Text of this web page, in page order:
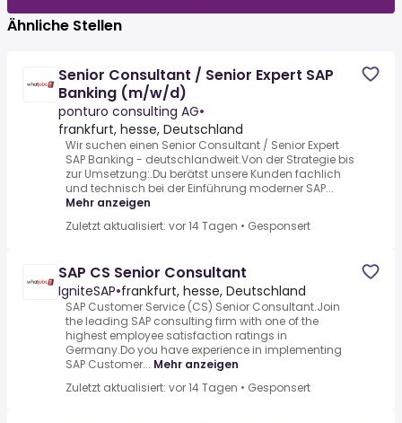
Ähnliche Stellen
Senior Consultant / Senior Expert SAP
Banking (m/w/d)
ponturo consulting AG•
frankfurt, hesse, Deutschland
Wir suchen einen Senior Consultant / Senior Expert
SAP Banking - deutschlandweit.Von der Strategie bis
zur Umsetzung:.Du berätst unsere Kunden fachlich
und technisch bei der Einführung moderner SAP...
Mehr anzeigen
Zuletzt aktualisiert: vor 14 Tagen • Gesponsert
SAP CS Senior Consultant
IgniteSAP•frankfurt, hesse, Deutschland
SAP Customer Service (CS) Senior Consultant.Join
the leading SAP consulting firm with one of the
highest employee satisfaction ratings in
Germany.Do you have experience in implementing
SAP Customer... Mehr anzeigen
Zuletzt aktualisiert: vor 14 Tagen • Gesponsert